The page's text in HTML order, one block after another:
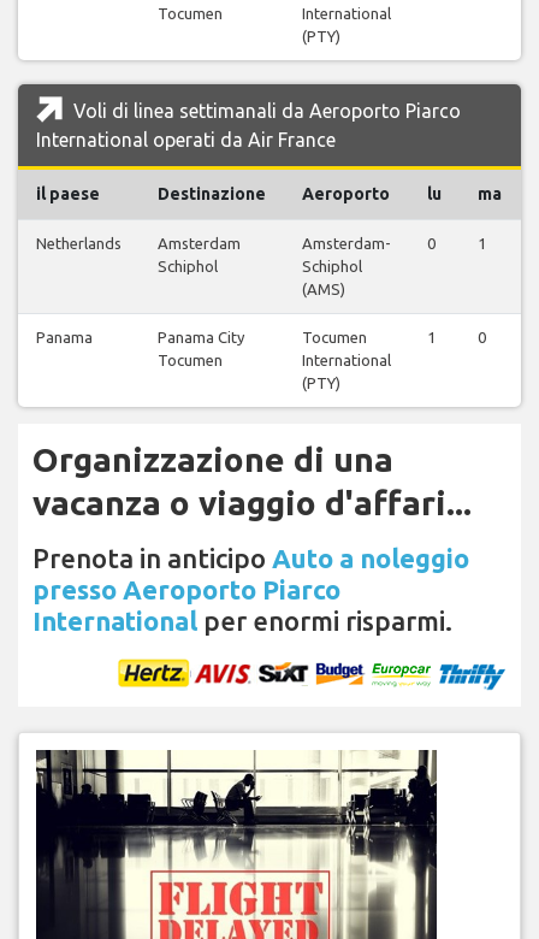
Tocumen
International
(PTY)
Voli di linea settimanali da Aeroporto Piarco
International operati da Air France
il paese Destinazione Aeroporto lu ma
Netherlands
Amsterdam
Schiphol
Amsterdam-
Schiphol
(AMS)
0 1
Panama
Panama City
Tocumen
Tocumen
International
(PTY)
1 0
Organizzazione di una
vacanza o viaggio d'affari...
Prenota in anticipo Auto a noleggio
presso Aeroporto Piarco
International per enormi risparmi.